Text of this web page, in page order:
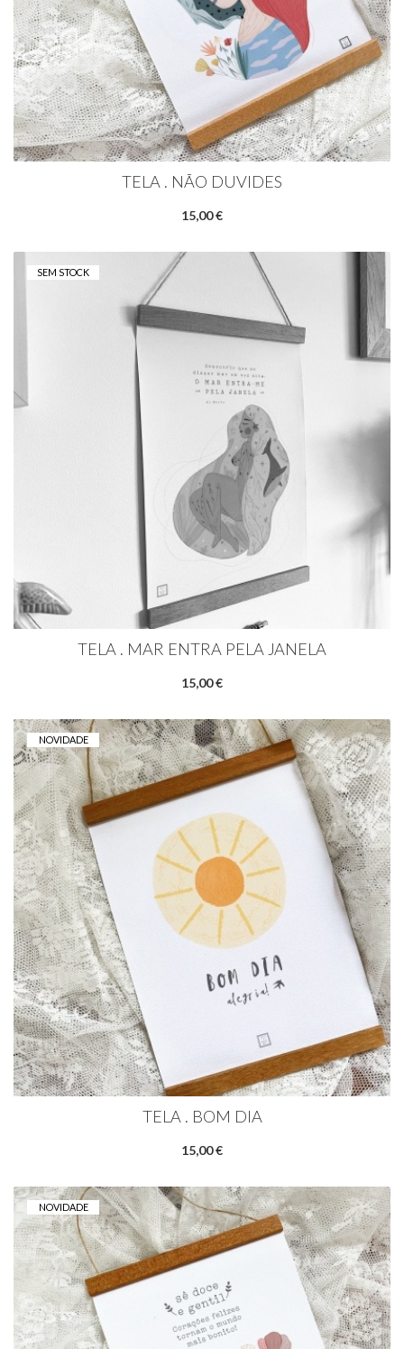
TELA . NÃO DUVIDES
15,00 €
SEM STOCK
TELA . MAR ENTRA PELA JANELA
15,00 €
NOVIDADE
TELA . BOM DIA
15,00 €
NOVIDADE